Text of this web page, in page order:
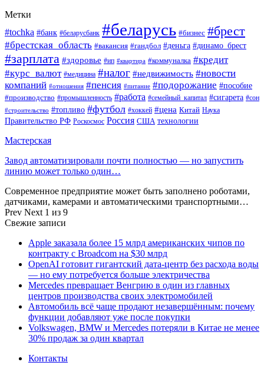
Метки
#tochka #банк #беларусбанк #беларусь #бизнес #брест
#брестская_область #вакансия #гандбол #деньга #динамо_брест
#зарплата #здоровье #ип #квартира #коммуналка #кредит
#курс_валют #медицина #налог #недвижимость #новости
компаний #отношения #пенсия #питание #подорожание #пособие
#производство #промышленность #работа #семейный_капитал #сигарета #сон
#строительство #топливо #футбол #хоккей #цена Китай Наука
Правительство РФ Роскосмос Россия США технологии
Мастерская
Завод автоматизировали почти полностью — но запустить
линию может только один…
Современное предприятие может быть заполнено роботами,
датчиками, камерами и автоматическими транспортными…
Prev Next 1 из 9
Свежие записи
Apple заказала более 15 млрд американских чипов по
контракту с Broadcom на $30 млрд
OpenAI готовит гигантский дата-центр без расхода воды
— но ему потребуется больше электричества
Mercedes превращает Венгрию в один из главных
центров производства своих электромобилей
Автомобиль всё чаще продают незавершённым: почему
функции добавляют уже после покупки
Volkswagen, BMW и Mercedes потеряли в Китае не менее
30% продаж за один квартал
Контакты